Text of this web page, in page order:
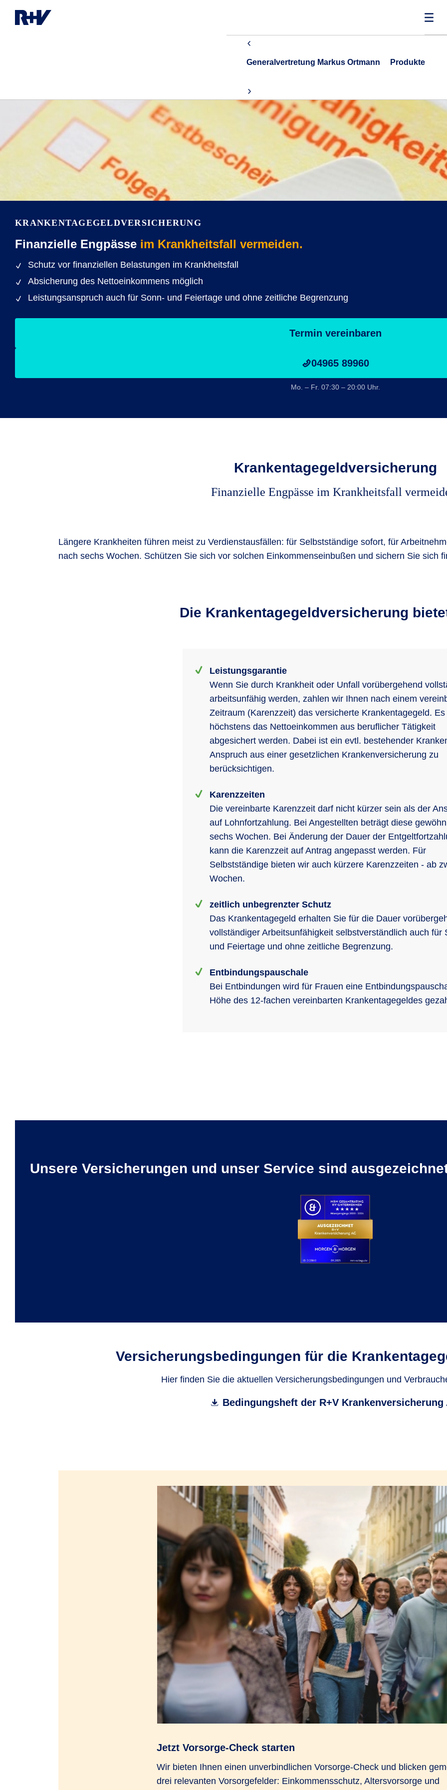
Generalvertretung Markus Ortmann Produkte
KRANKENTAGEGELD­VERSICHERUNG
Finanzielle Engpässe im Krankheitsfall vermeiden.
Schutz vor finanziellen Belastungen im Krankheitsfall
Absicherung des Nettoeinkommens möglich
Leistungsanspruch auch für Sonn- und Feiertage und ohne zeitliche Begrenzung
Termin vereinbaren
04965 89960
Mo. – Fr. 07:30 – 20:00 Uhr.
Krankentagegeld­versicherung
Finanzielle Engpässe im Krankheitsfall
Längere Krankheiten führen meist zu Verdienstausfällen: für Selbstständige sofort, für
nach sechs Wochen. Schützen Sie sich vor solchen Einkommenseinbußen und sichern Sie sich
Die Krankentagegeld­versicherung
Leistungsgarantie
Wenn Sie durch Krankheit oder Unfall vorübergehend
arbeitsunfähig werden, zahlen wir Ihnen nach einem
Zeitraum (Karenzzeit) das versicherte Krankentagegeld. Es
höchstens das Nettoeinkommen aus beruflicher Tätigkeit
abgesichert werden. Dabei ist ein evtl. bestehender
Anspruch aus einer gesetzlichen Krankenversicherung zu
berücksichtigen.
Karenzzeiten
Die vereinbarte Karenzzeit darf nicht kürzer sein als der
auf Lohnfortzahlung. Bei Angestellten beträgt diese
sechs Wochen. Bei Änderung der Dauer der
kann die Karenzzeit auf Antrag angepasst werden. Für
Selbstständige bieten wir auch kürzere Karenzzeiten - ab
Wochen.
zeitlich unbegrenzter Schutz
Das Krankentagegeld erhalten Sie für die Dauer
vollständiger Arbeitsunfähigkeit selbstverständlich auch für
und Feiertage und ohne zeitliche Begrenzung.
Entbindungspauschale
Bei Entbindungen wird für Frauen eine
Höhe des 12-fachen vereinbarten Krankentagegeldes
Unsere Versicherungen und unser Service sind
Versicherungs­bedingungen für die
Hier finden Sie die aktuellen Versicherungsbedingungen und
Bedingungsheft der R+V Krankenversicherung
Jetzt Vorsorge-Check starten
Wir bieten Ihnen einen unverbindlichen Vorsorge-Check und blicken
drei relevanten Vorsorgefelder: Einkommensschutz, Altersvorsorge und